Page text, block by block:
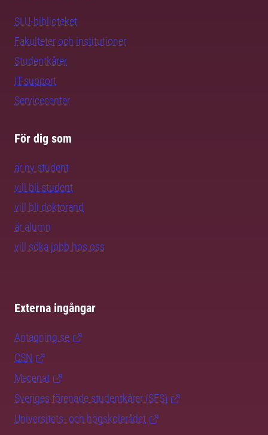
SLU-biblioteket
Fakulteter och institutioner
Studentkårer
IT-support
Servicecenter
För dig som
är ny student
vill bli student
vill bli doktorand
är alumn
vill söka jobb hos oss
Externa ingångar
Antagning.se
CSN
Mecenat
Sveriges förenade studentkårer (SFS)
Universitets- och högskolerådet